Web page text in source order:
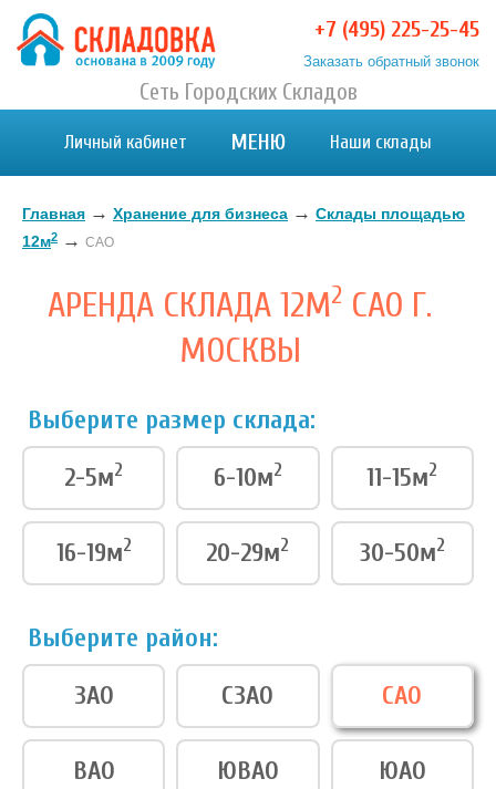
Хранение вещей в Москве и МО. Склад временного
Хранение вещей в Москве и МО. Склад временного хранения. Складовка
+7 (495) 225-25-45
Заказать обратный звонок
Сеть Городских Складов
Личный кабинет МЕНЮ Наши склады
Главная → Хранение для бизнеса → Склады площадью
12м2 → САО
АРЕНДА СКЛАДА 12М2 САО Г.
МОСКВЫ
Выберите размер склада:
2-5м2 6-10м2 11-15м2
16-19м2 20-29м2 30-50м2
Выберите район:
ЗАО
СЗАО САО
ВАО ЮВАО ЮАО